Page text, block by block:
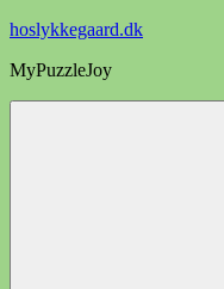
Videre
indhold
hoslykkegaard.dk
MyPuzzleJoy